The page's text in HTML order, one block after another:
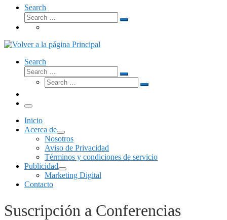
Search
Search
Search
Search
Search
Search
Search
Search
Menú
Inicio
Acerca de
Nosotros
Aviso de Privacidad
Términos y condiciones de servicio
Publicidad
Marketing Digital
Contacto
Suscripción a Conferencias